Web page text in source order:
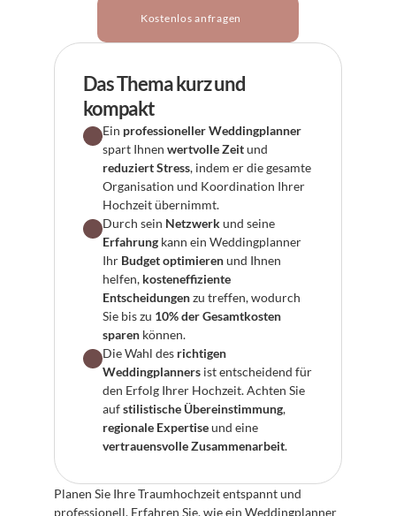
Kostenlos anfragen
Das Thema kurz und
kompakt
Ein professioneller Weddingplanner
spart Ihnen wertvolle Zeit
reduziert Stress, indem er die gesamte
Organisation und Koordination Ihrer
Hochzeit übernimmt.
Durch sein Netzwerk
Erfahrung kann ein Weddingplanner
Ihr Budget optimieren und Ihnen
helfen, kosteneffiziente
Entscheidungen zu treffen, wodurch
Sie bis zu 10% der Gesamtkosten
sparen können.
Die Wahl des richtigen
Weddingplanners ist entscheidend für
den Erfolg Ihrer Hochzeit. Achten Sie
auf stilistische Übereinstimmung
regionale Expertise
vertrauensvolle Zusammenarbeit.
Planen Sie Ihre Traumhochzeit entspannt und
professionell. Erfahren Sie, wie ein Weddingplanner